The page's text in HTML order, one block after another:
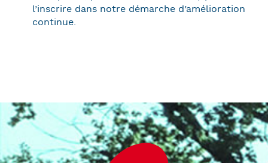
l’inscrire dans notre démarche d’amélioration
continue.